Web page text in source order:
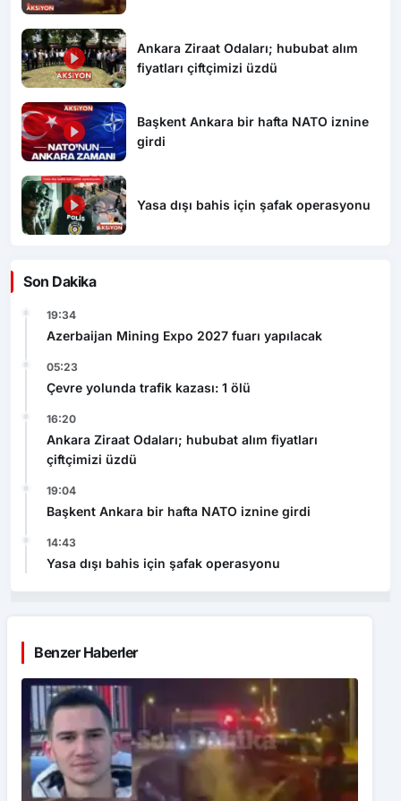
Ankara Ziraat Odaları; hububat alım
fiyatları çiftçimizi üzdü
Başkent Ankara bir hafta NATO iznine
girdi
Yasa dışı bahis için şafak operasyonu
Son Dakika
19:34
Azerbaijan Mining Expo 2027 fuarı yapılacak
05:23
Çevre yolunda trafik kazası: 1 ölü
16:20
Ankara Ziraat Odaları; hububat alım fiyatları
çiftçimizi üzdü
19:04
Başkent Ankara bir hafta NATO iznine girdi
14:43
Yasa dışı bahis için şafak operasyonu
Benzer Haberler